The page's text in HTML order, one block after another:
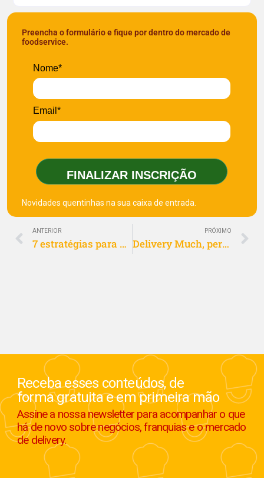
Preencha o formulário e fique por dentro do mercado de
foodservice.
Nome*
Email*
FINALIZAR INSCRIÇÃO
Novidades quentinhas na sua caixa de entrada.
ANTERIOR
7 estratégias para aumentar a lucratividade de um restaurante
PRÓXIMO
Delivery Much, perguntas e respostas
Receba esses conteúdos, de
forma gratuita e em primeira mão
Assine a nossa newsletter para acompanhar o que
há de novo sobre negócios, franquias e o mercado
de delivery.